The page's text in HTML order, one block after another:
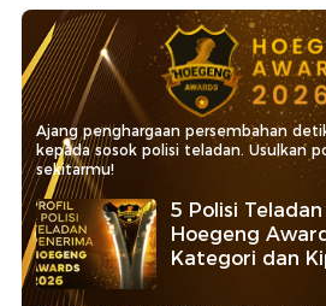
Ajang penghargaan persembahan
kepada sosok polisi teladan. Usulkan
sekitarmu!
5 Polisi
Hoegeng
Kategori dan